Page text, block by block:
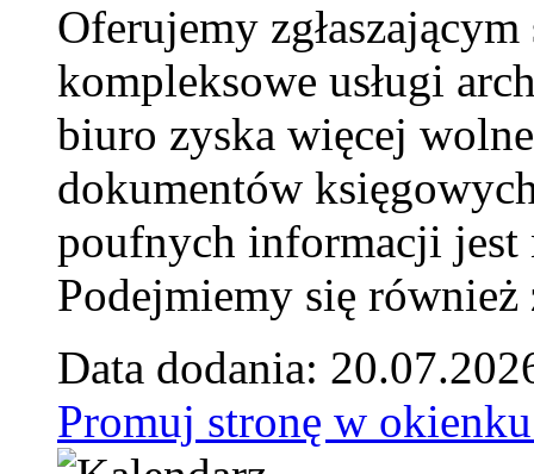
Oferujemy
kompleksowe usługi
biuro zyska więcej
dokumentów
poufnych informacji jest
Podejmiemy się
Data dodania:
Promuj stronę w